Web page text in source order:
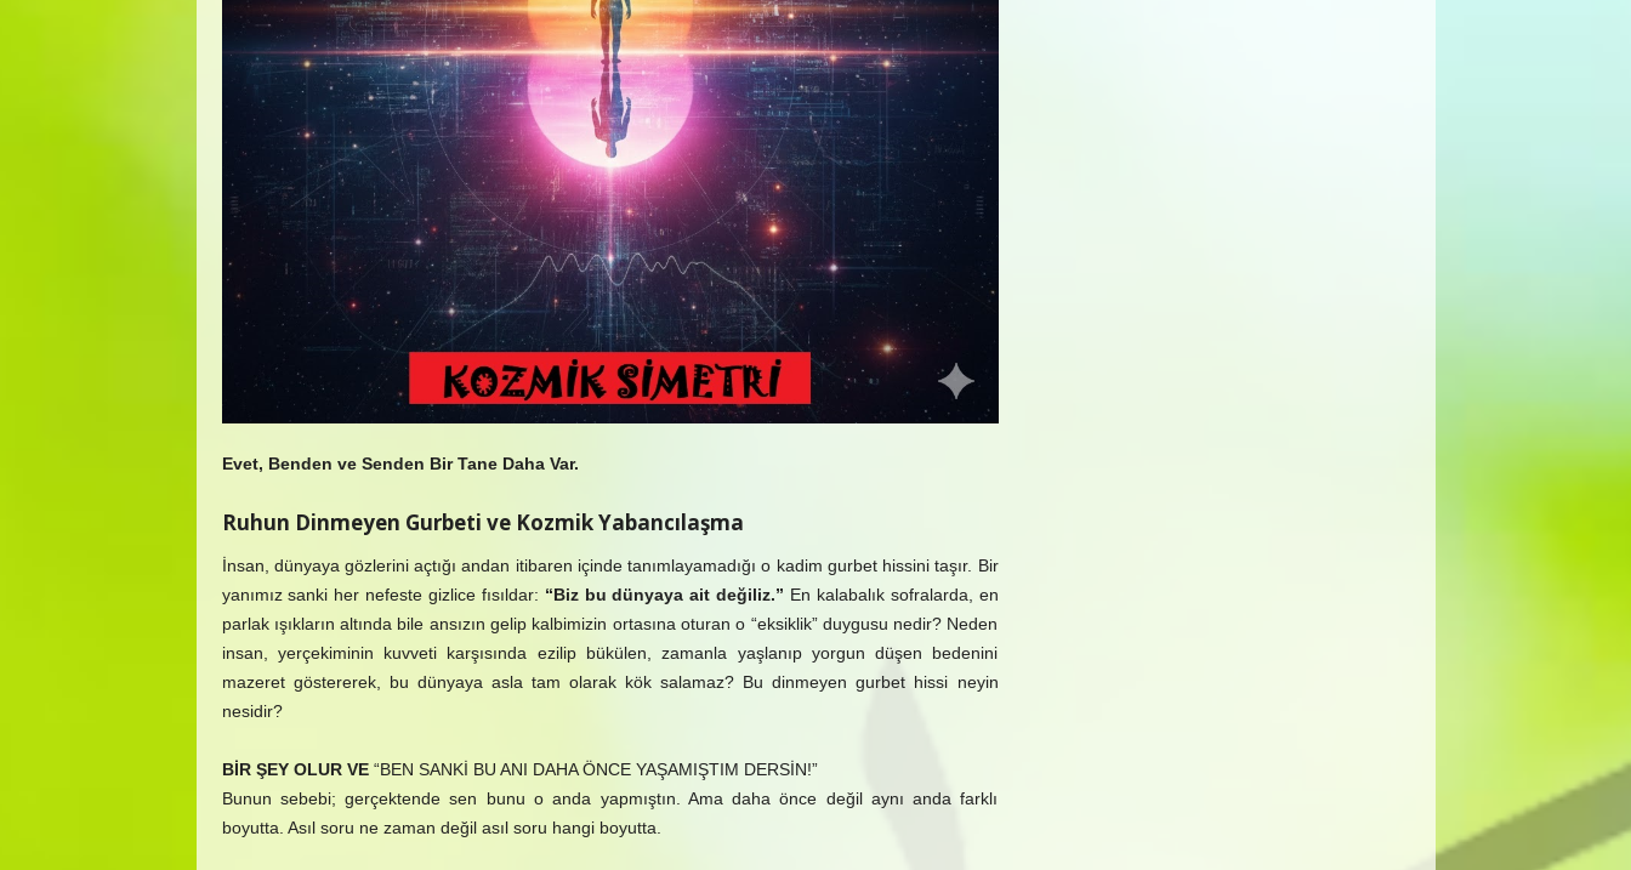
Evet, Benden ve Senden Bir Tane Daha Var.
Ruhun Dinmeyen Gurbeti ve Kozmik Yabancılaşma
İnsan, dünyaya gözlerini açtığı andan itibaren içinde tanımlayamadığı o kadim gurbet hissini taşır. Bir
yanımız sanki her nefeste gizlice fısıldar: “Biz bu dünyaya ait değiliz.” En kalabalık sofralarda, en
parlak ışıkların altında bile ansızın gelip kalbimizin ortasına oturan o “eksiklik” duygusu nedir? Neden
insan, yerçekiminin kuvveti karşısında ezilip bükülen, zamanla yaşlanıp yorgun düşen bedenini
mazeret göstererek, bu dünyaya asla tam olarak kök salamaz? Bu dinmeyen gurbet hissi neyin
nesidir?
BİR ŞEY OLUR VE“BEN SANKİ BU ANI DAHA ÖNCE YAŞAMIŞTIM DERSİN!”
Bunun sebebi; gerçektende sen bunu o anda yapmıştın. Ama daha önce değil aynı anda farklı
boyutta. Asıl soru ne zaman değil asıl soru hangi boyutta.